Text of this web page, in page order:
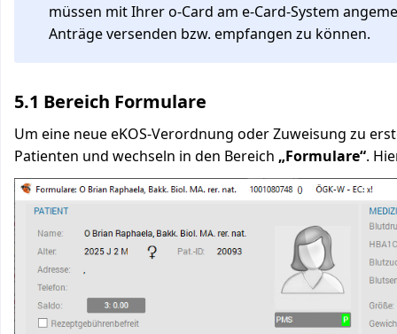
müssen mit Ihrer o-Card am e-Card-System
Anträge versenden bzw. empfangen zu können.
5.1 Bereich Formulare
Um eine neue eKOS-Verordnung oder Zuweisung zu
Patienten und wechseln in den Bereich „Formulare“.